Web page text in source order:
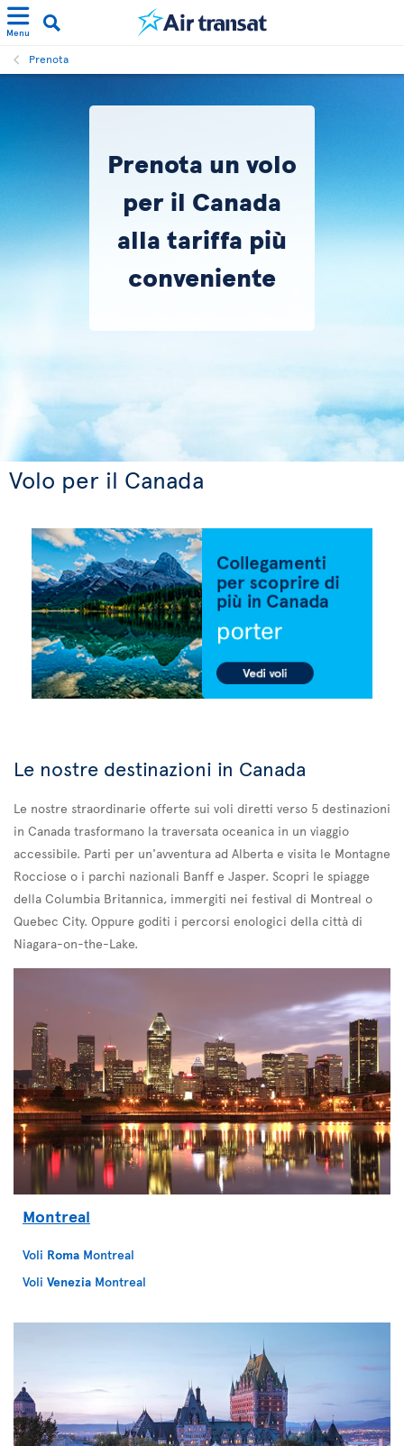
Menu
Prenota
Prenota un volo
per il Canada
alla tariffa più
conveniente
Volo per il Canada
Le nostre destinazioni in Canada
Le nostre straordinarie offerte sui voli diretti verso 5 destinazioni
in Canada trasformano la traversata oceanica in un viaggio
accessibile. Parti per un'avventura ad Alberta e visita le Montagne
Rocciose o i parchi nazionali Banff e Jasper. Scopri le spiagge
della Columbia Britannica, immergiti nei festival di Montreal o
Quebec City. Oppure goditi i percorsi enologici della città di
Niagara-on-the-Lake.
Montreal
Voli Roma Montreal
Voli Venezia Montreal